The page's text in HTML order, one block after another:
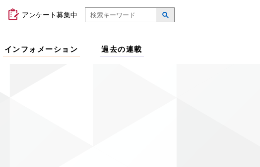
アンケート募集中
インフォメーション 過去の連載